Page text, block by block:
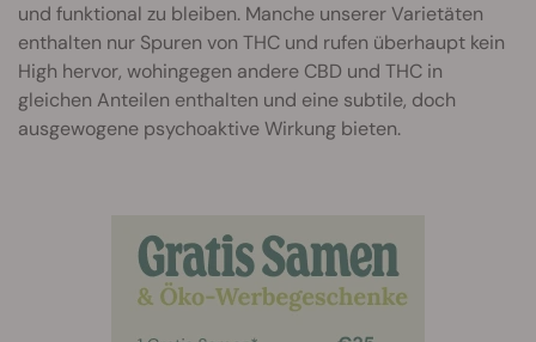
und funktional zu bleiben. Manche unserer Varietäten
enthalten nur Spuren von THC und rufen überhaupt kein
High hervor, wohingegen andere CBD und THC in
gleichen Anteilen enthalten und eine subtile, doch
ausgewogene psychoaktive Wirkung bieten.